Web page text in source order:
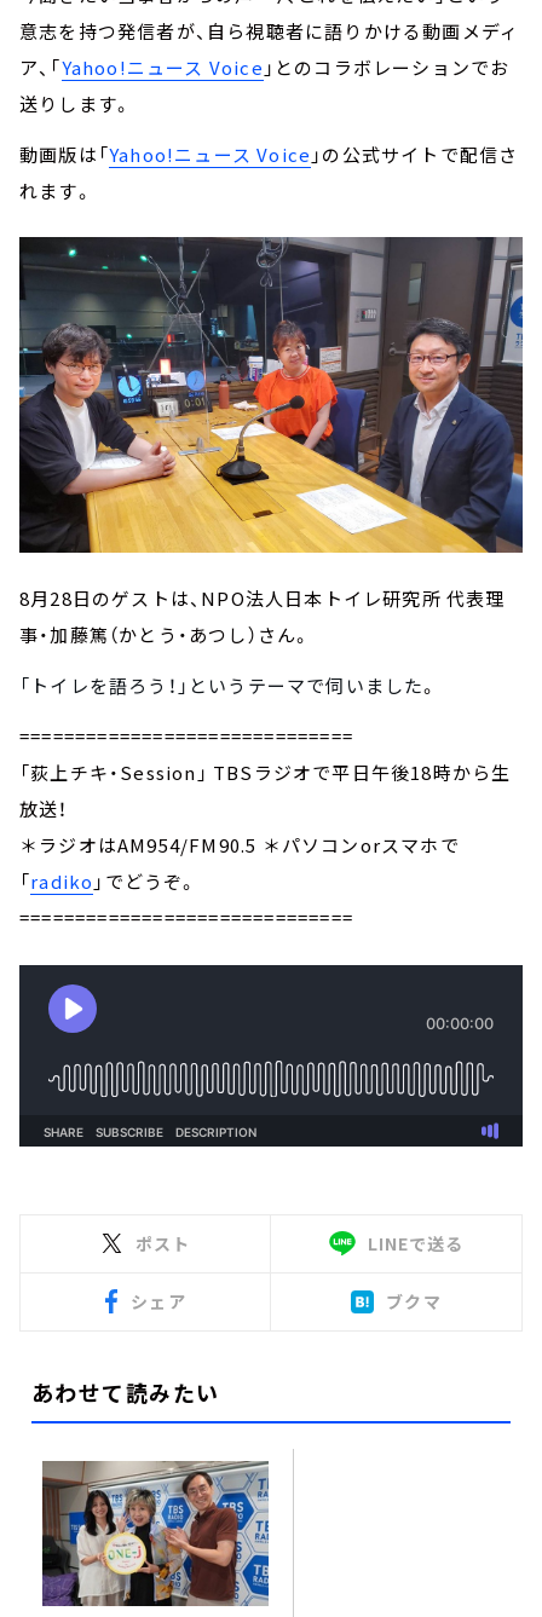
意志を持つ発信者が、自ら視聴者に語りかける動画メディ
ア、「Yahoo!ニュース Voice 」とのコラボレーションでお
送りします。
動画版は「Yahoo!ニュース Voice 」の公式サイトで配信さ
れます。
8月28日のゲストは、NPO法人日本トイレ研究所 代表理
事・加藤篤（かとう・あつし）さん。
「トイレを語ろう！」というテーマで伺いました。
==============================
「荻上チキ・Session」 TBSラジオで平日午後18時から生
放送！
＊ラジオはAM954/FM90.5 ＊パソコンorスマホで
「radiko 」でどうぞ。
==============================
ポスト LINEで送る
シェア ブクマ
あわせて読みたい